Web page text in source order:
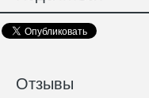
Отзывы